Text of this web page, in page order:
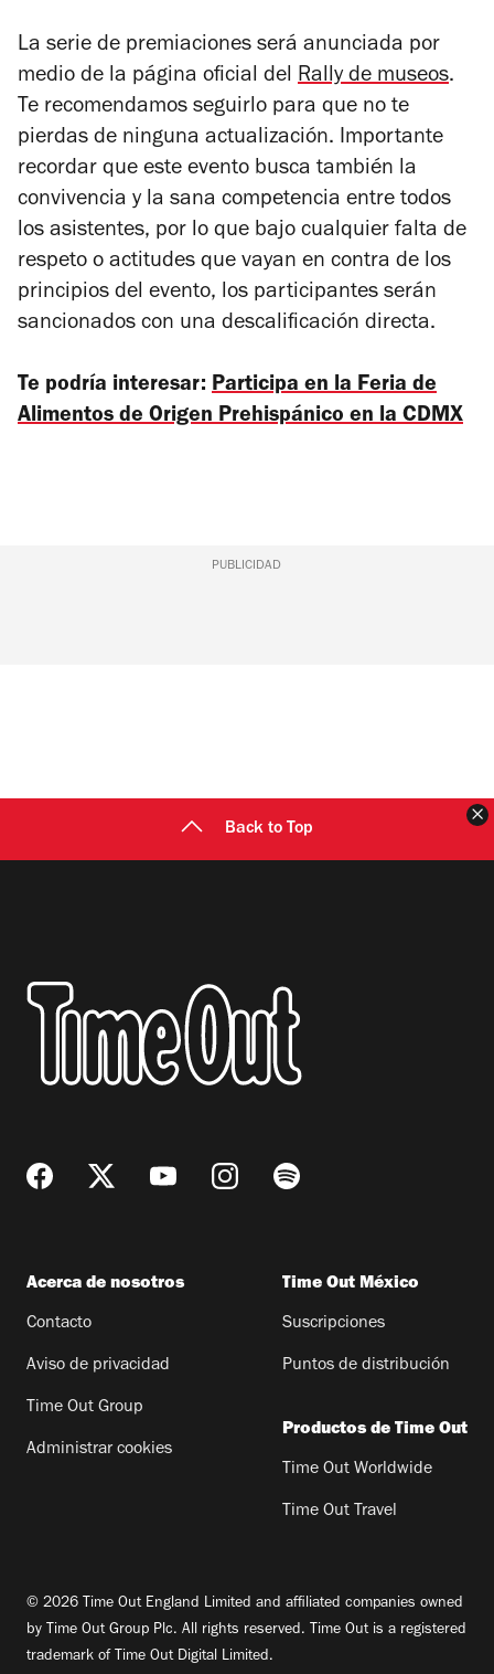
La serie de premiaciones será anunciada por
medio de la página oficial del Rally de museos.
Te recomendamos seguirlo para que no te
pierdas de ninguna actualización. Importante
recordar que este evento busca también la
convivencia y la sana competencia entre todos
los asistentes, por lo que bajo cualquier falta de
respeto o actitudes que vayan en contra de los
principios del evento, los participantes serán
sancionados con una descalificación directa.
Te podría interesar: Participa en la Feria de
Alimentos de Origen Prehispánico en la CDMX
PUBLICIDAD
Back to Top
Acerca de nosotros
Contacto
Aviso de privacidad
Time Out Group
Administrar cookies
Time Out México
Suscripciones
Puntos de distribución
Productos de Time Out
Time Out Worldwide
Time Out Travel
© 2026 Time Out England Limited and affiliated companies owned
by Time Out Group Plc. All rights reserved. Time Out is a registered
trademark of Time Out Digital Limited.